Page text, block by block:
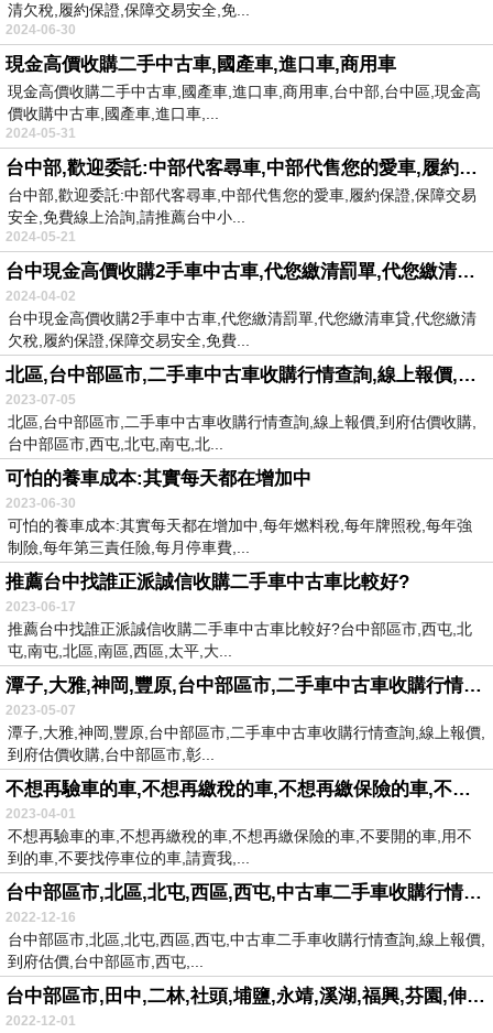
清欠稅,履約保證,保障交易安全,免...
2024-06-30
現金高價收購二手中古車,國產車,進口車,商用車
現金高價收購二手中古車,國產車,進口車,商用車,台中部,台中區,現金高
價收購中古車,國產車,進口車,...
2024-05-31
台中部,歡迎委託:中部代客尋車,中部代售您的愛車,履約保證,保障交易安全,免費線上洽詢,請洽0923-633028小吳
台中部,歡迎委託:中部代客尋車,中部代售您的愛車,履約保證,保障交易
安全,免費線上洽詢,請推薦台中小...
2024-05-21
台中現金高價收購2手車中古車,代您繳清罰單,代您繳清車貸,代您繳清欠稅,履約保證,保障交易安全,免費到府估價,
2024-04-02
台中現金高價收購2手車中古車,代您繳清罰單,代您繳清車貸,代您繳清
欠稅,履約保證,保障交易安全,免費...
北區,台中部區市,二手車中古車收購行情查詢,線上報價,到府估價收購,
2023-07-05
北區,台中部區市,二手車中古車收購行情查詢,線上報價,到府估價收購,
台中部區市,西屯,北屯,南屯,北...
可怕的養車成本:其實每天都在增加中
2023-06-30
可怕的養車成本:其實每天都在增加中,每年燃料稅,每年牌照稅,每年強
制險,每年第三責任險,每月停車費,...
推薦台中找誰正派誠信收購二手車中古車比較好?
2023-06-17
推薦台中找誰正派誠信收購二手車中古車比較好?台中部區市,西屯,北
屯,南屯,北區,南區,西區,太平,大...
潭子,大雅,神岡,豐原,台中部區市,二手車中古車收購行情查詢,線上報價,到府估價收購
2023-05-07
潭子,大雅,神岡,豐原,台中部區市,二手車中古車收購行情查詢,線上報價,
到府估價收購,台中部區市,彰...
不想再驗車的車,不想再繳稅的車,不想再繳保險的車,不要開的車,用不到的車,不要找停車位的車,請賣我,
2023-04-01
不想再驗車的車,不想再繳稅的車,不想再繳保險的車,不要開的車,用不
到的車,不要找停車位的車,請賣我,...
台中部區市,北區,北屯,西區,西屯,中古車二手車收購行情查詢,線上報價,到府估價
2022-12-16
台中部區市,北區,北屯,西區,西屯,中古車二手車收購行情查詢,線上報價,
到府估價,台中部區市,西屯,...
台中部區市,田中,二林,社頭,埔鹽,永靖,溪湖,福興,芬園,伸港,線西,北斗,
2022-12-01